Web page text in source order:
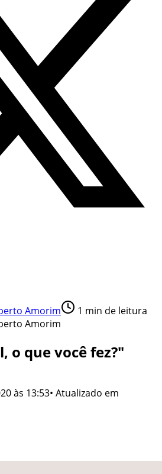
Amorim 1 min de leitura
Amorim
o que você fez?"
às 13:53• Atualizado em